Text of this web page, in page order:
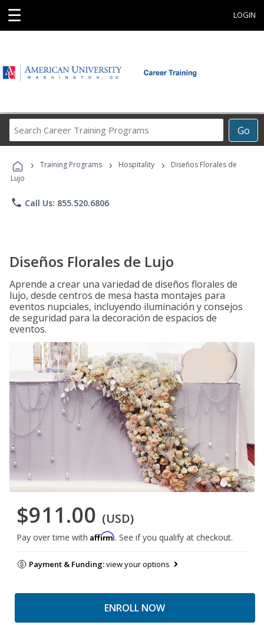
☰ LOGIN
Go
Career
Programs
› Training Programs › Hospitality ›
Diseños Florales de
Lujo
phone Call Us: 855.520.6806
Diseños Florales de Lujo
Aprende a crear una variedad de diseños florales de
lujo, desde centros de mesa hasta montajes para
eventos nupciales, incluyendo iluminación y consejos
de seguridad para la decoración de espacios de
eventos.
$911.00 (USD)
Pay over time with Affirm. See if you qualify at checkout.
Payment & Funding:view your options
ENROLL NOW